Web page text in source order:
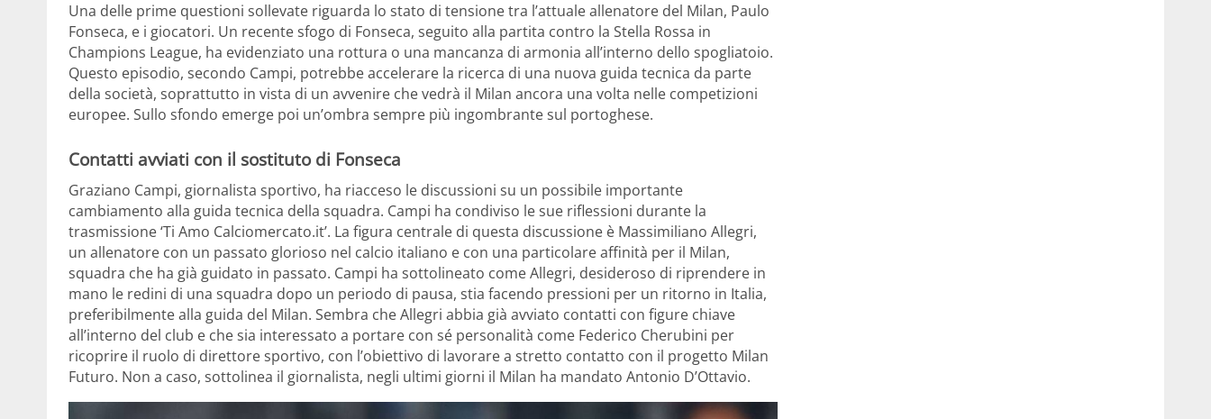
Una delle prime questioni sollevate riguarda lo stato di tensione tra l’attuale allenatore del Milan, Paulo
Fonseca, e i giocatori. Un recente sfogo di Fonseca, seguito alla partita contro la Stella Rossa in
Champions League, ha evidenziato una rottura o una mancanza di armonia all’interno dello spogliatoio.
Questo episodio, secondo Campi, potrebbe accelerare la ricerca di una nuova guida tecnica da parte
della società, soprattutto in vista di un avvenire che vedrà il Milan ancora una volta nelle competizioni
europee. Sullo sfondo emerge poi un’ombra sempre più ingombrante sul portoghese.
Contatti avviati con il sostituto di Fonseca
Graziano Campi, giornalista sportivo, ha riacceso le discussioni su un possibile importante
cambiamento alla guida tecnica della squadra. Campi ha condiviso le sue riflessioni durante la
trasmissione ‘Ti Amo Calciomercato.it’. La figura centrale di questa discussione è Massimiliano Allegri,
un allenatore con un passato glorioso nel calcio italiano e con una particolare affinità per il Milan,
squadra che ha già guidato in passato. Campi ha sottolineato come Allegri, desideroso di riprendere in
mano le redini di una squadra dopo un periodo di pausa, stia facendo pressioni per un ritorno in Italia,
preferibilmente alla guida del Milan. Sembra che Allegri abbia già avviato contatti con figure chiave
all’interno del club e che sia interessato a portare con sé personalità come Federico Cherubini per
ricoprire il ruolo di direttore sportivo, con l’obiettivo di lavorare a stretto contatto con il progetto Milan
Futuro. Non a caso, sottolinea il giornalista, negli ultimi giorni il Milan ha mandato Antonio D’Ottavio.